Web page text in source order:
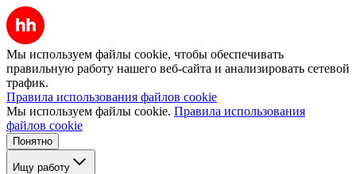
Мы используем файлы cookie, чтобы обеспечивать
правильную работу нашего веб-сайта и анализировать сетевой
трафик.
Правила использования файлов cookie
Мы используем файлы cookie. Правила использования
файлов cookie
Понятно
Ищу работу